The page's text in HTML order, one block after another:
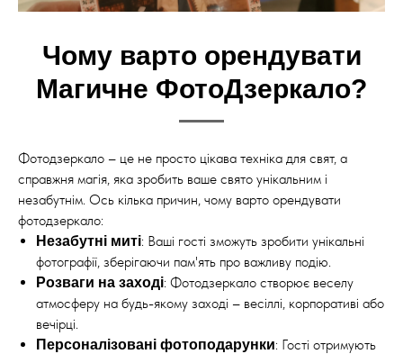
Чому варто орендувати
Магичне ФотоДзеркало?
Фотодзеркало – це не просто цікава техніка для свят, а
справжня магія, яка зробить ваше свято унікальним і
незабутнім. Ось кілька причин, чому варто орендувати
фотодзеркало:
Незабутні миті: Ваші гості зможуть зробити унікальні
фотографії, зберігаючи пам'ять про важливу подію.
Розваги на заході: Фотодзеркало створює веселу
атмосферу на будь-якому заході – весіллі, корпоративі або
вечірці.
Персоналізовані фотоподарунки: Гості отримують